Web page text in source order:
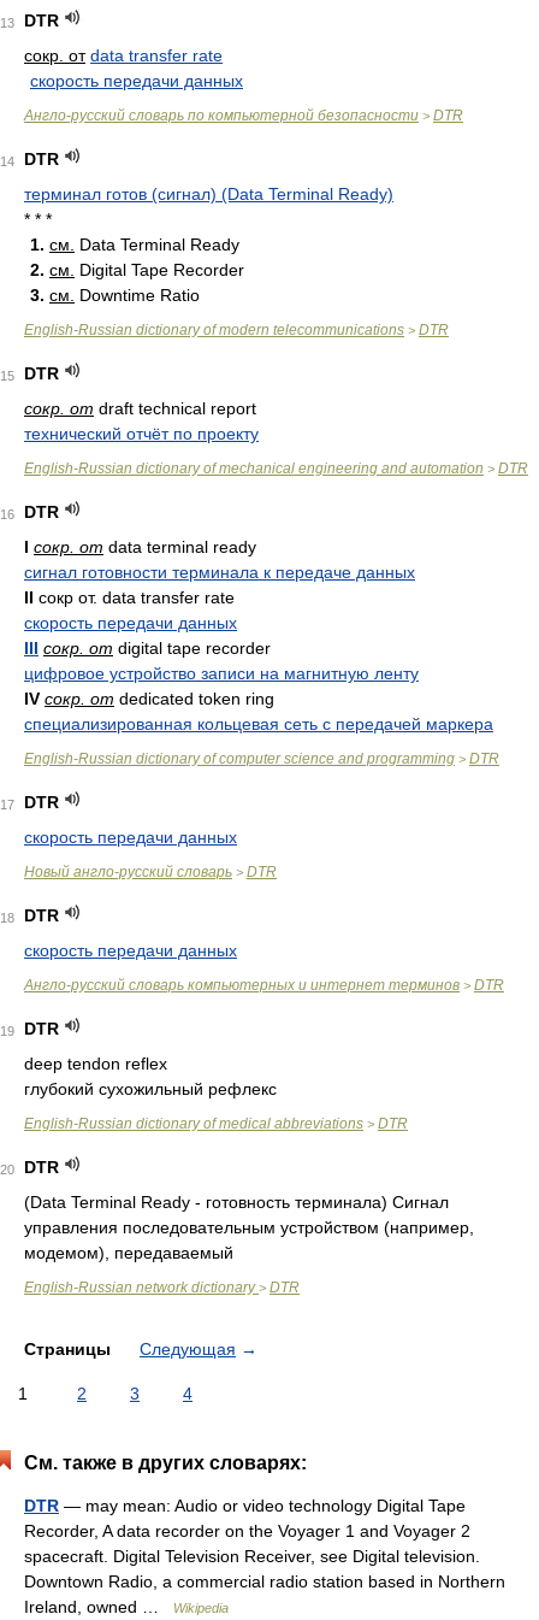
13
DTR
сокр. от data transfer rate
скорость передачи данных
Англо-русский словарь по компьютерной безопасности > DTR
14
DTR
терминал готов (сигнал) (Data Terminal Ready)
* * *
1. см.
Data Terminal Ready
2. см.
Digital Tape Recorder
3. см. Downtime Ratio
English-Russian dictionary of modern telecommunications > DTR
15
DTR
сокр. от draft technical report
технический отчёт по проекту
English-Russian dictionary of mechanical engineering and automation > DTR
16
DTR
I сокр. от data terminal ready
сигнал готовности терминала к передаче данных
II сокр от. data transfer rate
скорость передачи данных
III сокр. от digital tape recorder
цифровое устройство записи на магнитную ленту
IV сокр. от dedicated token ring
специализированная кольцевая сеть с передачей маркера
English-Russian dictionary of computer science and programming > DTR
17
DTR
скорость передачи данных
Новый англо-русский словарь > DTR
18
DTR
скорость передачи данных
Англо-русский словарь компьютерных и интернет терминов > DTR
19
DTR
deep tendon reflex
глубокий сухожильный рефлекс
English-Russian dictionary of medical abbreviations > DTR
20
DTR
(Data Terminal Ready - готовность терминала) Сигнал
управления последовательным устройством (например,
модемом), передаваемый
English-Russian network dictionary> DTR
Страницы Следующая →
1 2 3 4
См. также в других словарях:
DTR — may mean: Audio or video technology Digital Tape
Recorder, A data recorder on the Voyager 1 and Voyager 2
spacecraft. Digital Television Receiver, see Digital television.
Downtown Radio, a commercial radio station based in Northern
Ireland, owned …
Wikipedia